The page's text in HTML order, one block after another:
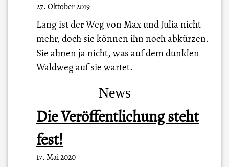
27. Oktober 2019
Lang ist der Weg von Max und Julia nicht
mehr, doch sie können ihn noch abkürzen.
Sie ahnen ja nicht, was auf dem dunklen
Waldweg auf sie wartet.
News
Die Veröffentlichung steht
fest!
17. Mai 2020